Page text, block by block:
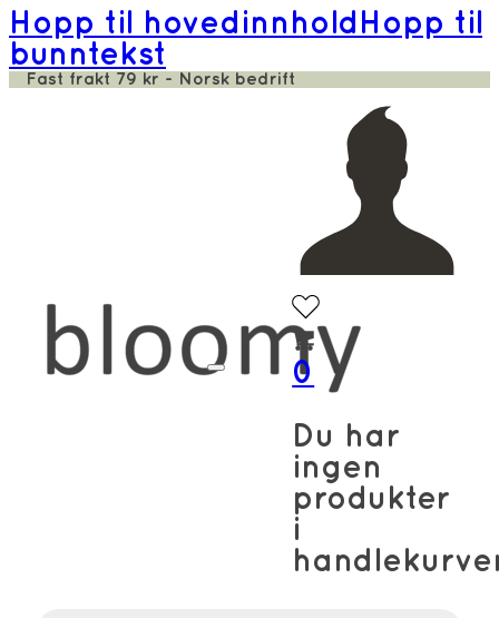
Hopp til hovedinnhold Hopp til
bunntekst
Fast frakt 79 kr - Norsk bedrift
0
Du har
ingen
produkter
i